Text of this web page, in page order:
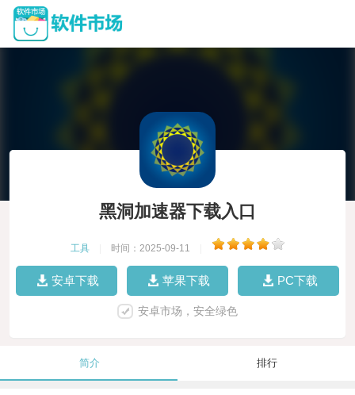
黑洞加速器下载入口
工具 时间：2025-09-11
安卓下载 苹果下载 PC下载
安卓市场，安全绿色
简介 排行